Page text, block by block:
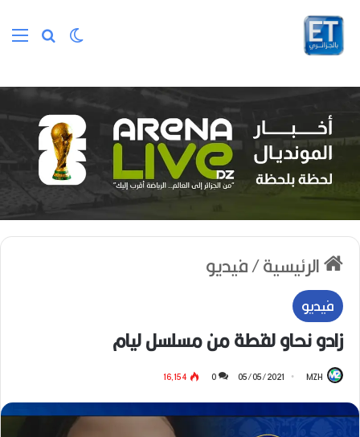
بحث عن
الوضع المظلم
الرئيسية/فيديو
فيديو
زادو نحاو لقطة من مسلسل ليام
MZH
05/05/2021
0 16٬154